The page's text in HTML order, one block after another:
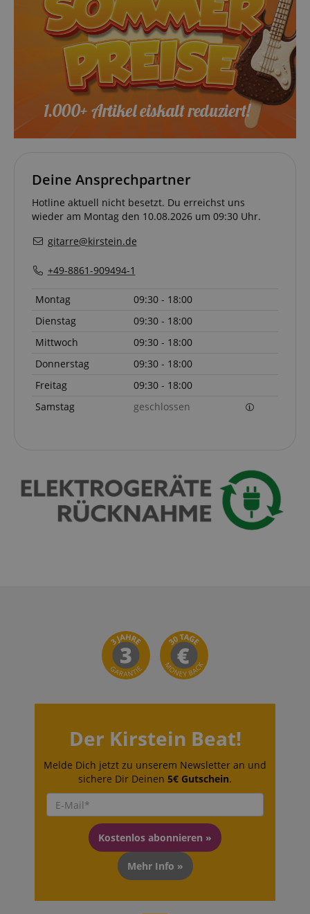
Deine Ansprechpartner
Hotline aktuell nicht besetzt. Du erreichst uns
wieder am Montag den 10.08.2026 um 09:30 Uhr.
gitarre@kirstein.de
+49-8861-909494-1
Montag
09:30 - 18:00
Dienstag
09:30 - 18:00
Mittwoch
09:30 - 18:00
Donnerstag
09:30 - 18:00
Freitag
09:30 - 18:00
Samstag
geschlossen
Der Kirstein Beat!
Melde Dich jetzt zu unserem Newsletter an und
sichere Dir Deinen 5€ Gutschein.
Kostenlos abonnieren »
Mehr Info »
Cookie
Anbieter /
Domain
Beschreibung
91347
59
the state of
clicked, on
which page
he was the